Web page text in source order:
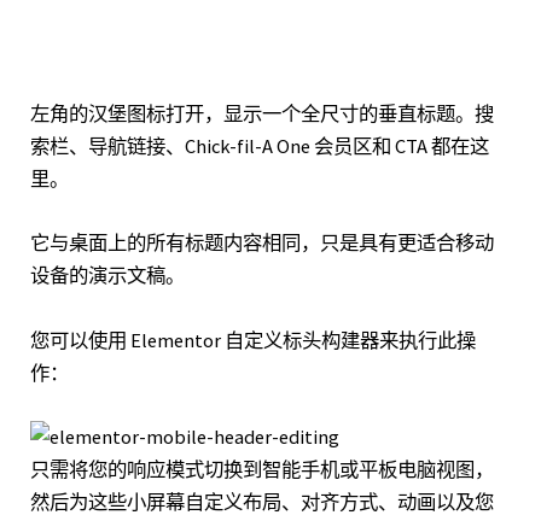
左角的汉堡图标打开，显示一个全尺寸的垂直标题。搜
索栏、导航链接、Chick-fil-A One 会员区和 CTA 都在这
里。
它与桌面上的所有标题内容相同，只是具有更适合移动
设备的演示文稿。
您可以使用 Elementor 自定义标头构建器来执行此操
作：
只需将您的响应模式切换到智能手机或平板电脑视图，
然后为这些小屏幕自定义布局、对齐方式、动画以及您